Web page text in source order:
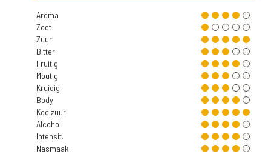
Aroma
Zoet
Zuur
Bitter
Fruitig
Moutig
Kruidig
Body
Koolzuur
Alcohol
Intensit.
Nasmaak